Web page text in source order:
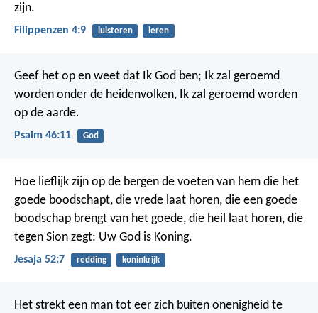
zijn.
Filippenzen 4:9 luisteren leren
Geef het op en weet dat Ik God ben; Ik zal geroemd
worden onder de heidenvolken, Ik zal geroemd worden
op de aarde.
Psalm 46:11 God
Hoe lieflijk zijn op de bergen de voeten van hem die het
goede boodschapt, die vrede laat horen, die een goede
boodschap brengt van het goede, die heil laat horen, die
tegen Sion zegt: Uw God is Koning.
Jesaja 52:7 redding koninkrijk
Het strekt een man tot eer zich buiten onenigheid te